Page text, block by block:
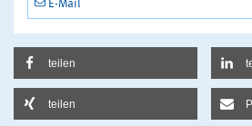
E-Mail
teilen
teilen